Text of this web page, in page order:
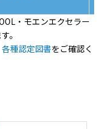
・モエンエクセラー
。
各種認定図書をご確認く